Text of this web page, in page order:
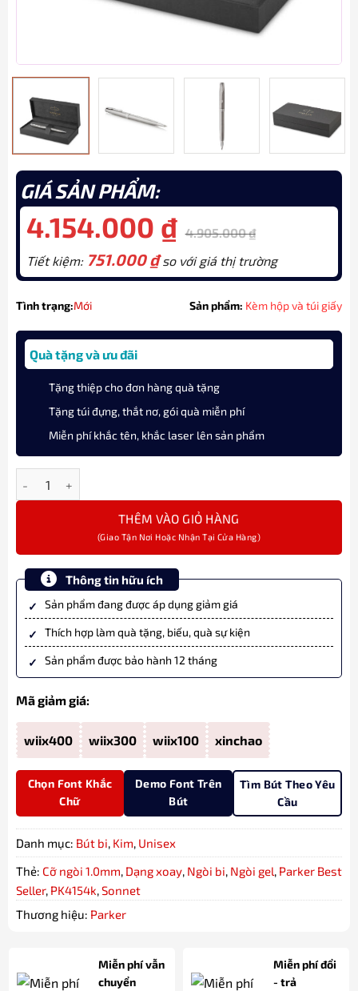
GIÁ SẢN PHẨM:
4.154.000 ₫ 4.905.000₫
Tiết kiệm: 751.000₫so với giá thị trường
Tình trạng:Mới Sản phẩm: Kèm hộp và túi giấy
Quà tặng và ưu đãi
Tặng thiệp cho đơn hàng quà tặng
Tặng túi đựng, thắt nơ, gói quà miễn phí
Miễn phí khắc tên, khắc laser lên sản phẩm
THÊM VÀO GIỎ HÀNG
Thông tin hữu ích
Sản phẩm đang được áp dụng giảm giá
Thích hợp làm quà tặng, biếu, quà sự kiện
Sản phẩm được bảo hành 12 tháng
Mã giảm giá:
wiix400 wiix300 wiix100 xinchao
Chọn Font Khắc
Chữ
Demo Font Trên
Bút
Tìm Bút Theo Yêu
Cầu
Danh mục: Bút bi, Kim, Unisex
Thẻ: Cỡ ngòi 1.0mm, Dạng xoay, Ngòi bi, Ngòi gel, Parker Best
Seller, PK4154k,Sonnet
Thương hiệu: Parker
Miễn phí vẫn
chuyển
Miễn phí đổi
- trả